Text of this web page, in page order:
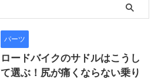
パーツ
ロードバイクのサドルはこうし
て選ぶ！尻が痛くならない乗り